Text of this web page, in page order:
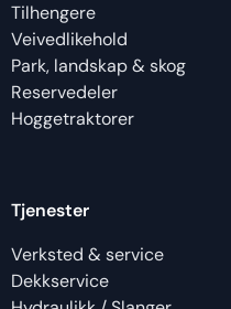
Tilhengere
Veivedlikehold
Park, landskap & skog
Reservedeler
Hoggetraktorer
Tjenester
Verksted & service
Dekkservice